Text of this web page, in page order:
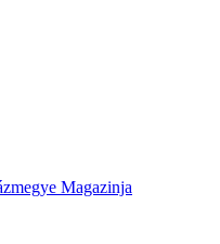
Magazinja